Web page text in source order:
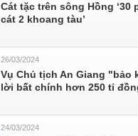
Cát tặc trên sông Hồng ‘30
cát 2 khoang tàu’
26/03/2024
Vụ Chủ tịch An Giang "bảo
lời bất chính hơn 250 tỉ
24/03/2024